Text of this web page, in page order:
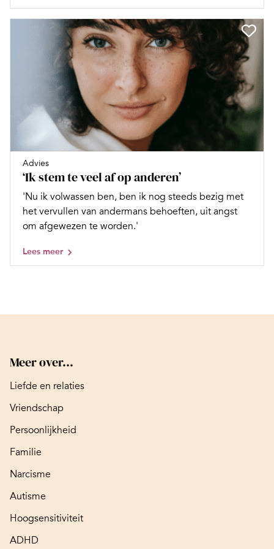
Advies
‘Ik stem te veel af op anderen’
'Nu ik volwassen ben, ben ik nog steeds bezig met
het vervullen van andermans behoeften, uit angst
om afgewezen te worden.'
Lees meer
Meer over...
Liefde en relaties
Vriendschap
Persoonlijkheid
Familie
Narcisme
Autisme
Hoogsensitiviteit
ADHD